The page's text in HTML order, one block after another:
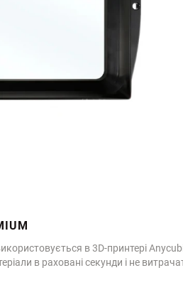
в 3D-принтері
в раховані секунди і не